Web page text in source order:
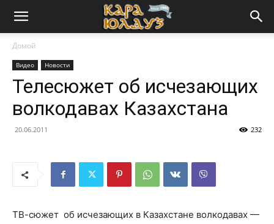
Домой
Видео Новости
Телесюжет об исчезающих
волкодавах Казахстана
20.06.2011 232
ТВ-сюжет об исчезающих в Казахстане волкодавах —